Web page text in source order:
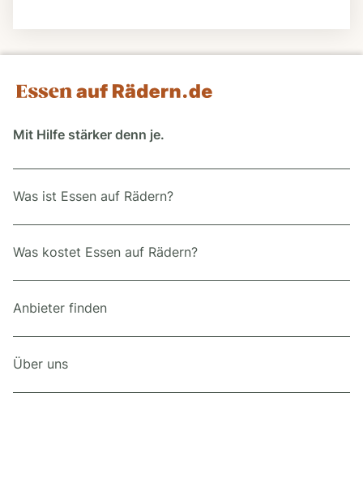
Mit Hilfe stärker denn je.
Was ist Essen auf Rädern?
Was kostet Essen auf Rädern?
Anbieter finden
Über uns